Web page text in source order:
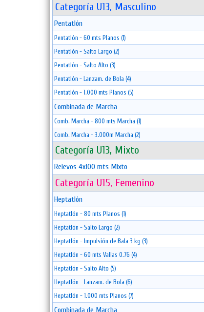
Categoría U13, Masculino
Pentatlón
Pentatlón - 60 mts Planos (1)
Pentatlón - Salto Largo (2)
Pentatlón - Salto Alto (3)
Pentatlón - Lanzam. de Bola (4)
Pentatlón - 1.000 mts Planos (5)
Combinada de Marcha
Comb. Marcha - 800 mts Marcha (1)
Comb. Marcha - 3.000m Marcha (2)
Categoría U13, Mixto
Relevos 4x100 mts Mixto
Categoría U15, Femenino
Heptatlón
Heptatlón - 80 mts Planos (1)
Heptatlón - Salto Largo (2)
Heptatlón - Impulsión de Bala 3 kg (3)
Heptatlón - 60 mts Vallas 0.76 (4)
Heptatlón - Salto Alto (5)
Heptatlón - Lanzam. de Bola (6)
Heptatlón - 1.000 mts Planos (7)
Combinada de Marcha